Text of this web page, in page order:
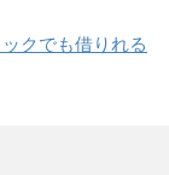
クでも借りれる